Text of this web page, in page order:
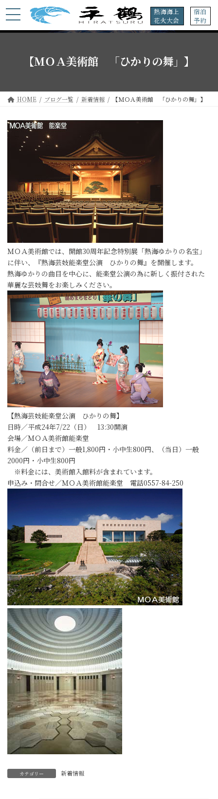
ン
ン
プ
ビ
ー
動
熱海海上
花火大会
宿泊
予約
【ＭＯＡ美術館 「ひかりの舞」】
HOME ブログ一覧 新着情報 【ＭＯＡ美術館 「ひかりの舞」】
ＭＯＡ美術館では、開館30周年記念特別展「熱海ゆかりの名宝」
に伴い、『熱海芸妓能楽堂公演 ひかりの舞』を開催します。
熱海ゆかりの曲目を中心に、能楽堂公演の為に新しく振付された
華麗な芸妓舞をお楽しみください。
【熱海芸妓能楽堂公演 ひかりの舞】
日時／平成24年7/22（日） 13:30開演
会場／ＭＯＡ美術館能楽堂
料金／（前日まで）一般1,800円・小中生800円、（当日）一般
2000円・小中生800円
※料金には、美術館入館料が含まれています。
申込み・問合せ／ＭＯＡ美術館能楽堂 電話0557-84-250
カテゴリー 新着情報